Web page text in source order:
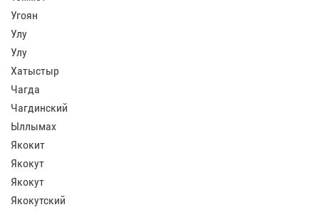
Угоян
Улу
Улу
Хатыстыр
Чагда
Чагдинский
Ыллымах
Якокит
Якокут
Якокут
Якокутский